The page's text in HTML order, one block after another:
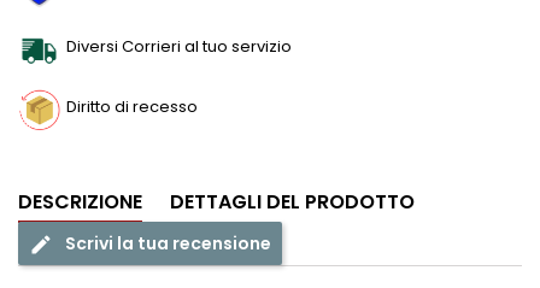
Diversi Corrieri al tuo servizio
Diritto di recesso
DESCRIZIONE DETTAGLI DEL PRODOTTO
edit Scrivi la tua recensione